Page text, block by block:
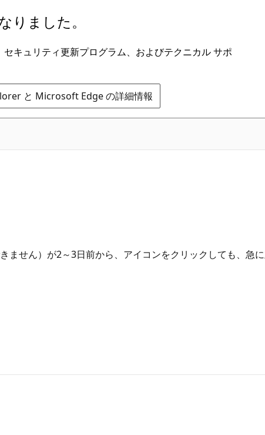
りました。
キュリティ更新プログラム、およびテクニカル サポ
と Microsoft Edge の詳細情報
ん）が2～3日前から、アイコンをクリックしても、急